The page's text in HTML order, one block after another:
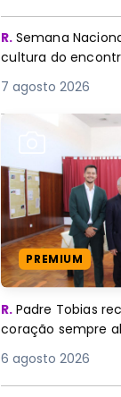
R. Semana
cultura do
7 agosto 2026
PREMIUM
R. Padre Tobias
coração sempre
6 agosto 2026